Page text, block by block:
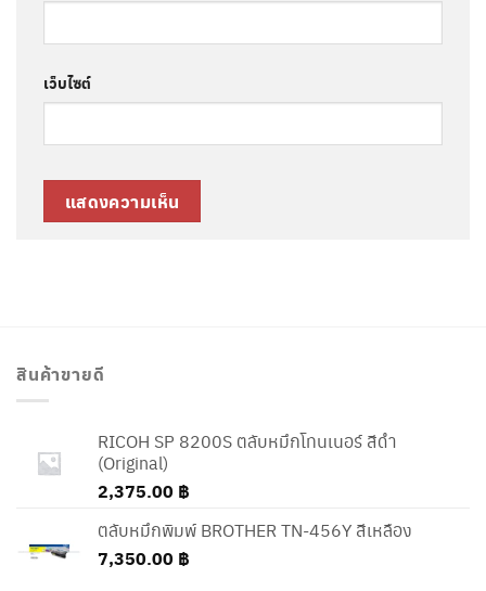
เว็บไซต์
สินค้าขายดี
RICOH SP 8200S ตลับหมึกโทนเนอร์ สีดำ
(Original)
2,375.00 ฿
ตลับหมึกพิมพ์ BROTHER TN-456Y สีเหลือง
7,350.00 ฿